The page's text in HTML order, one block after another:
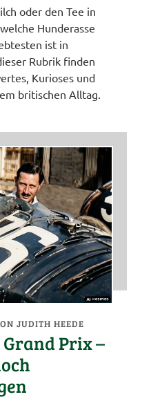
oder den Tee in
Hunderasse
ist in
Rubrik finden
Kurioses und
britischen Alltag.
JUDITH HEEDE
Prix –